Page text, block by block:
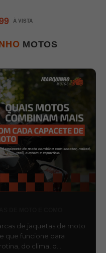
MOTOS
de jaquetas de moto
que funcione para
do clima, d…